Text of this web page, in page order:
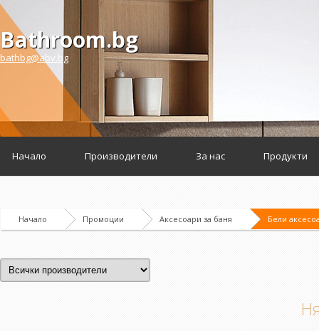
Bathroom.bg
bathbg@abv.bg
Начало Производители За нас Продукти
Начало Промоции Аксесоари за баня Бели